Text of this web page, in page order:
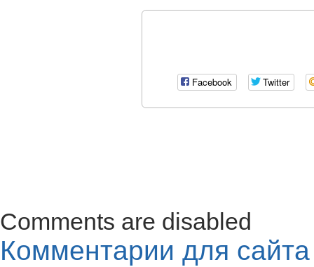
Facebook Twitter
Comments are disabled
Комментарии для